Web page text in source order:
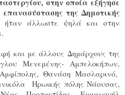
της Δημοτικής
ήταν άλλωστε ψηλά και στην
και με άλλους Δημάρχους της
Μενεμένης- Αμπελοκήπων,
Θανάση Μασλαρινό,
Ηρωικής πόλης Νάουσας,